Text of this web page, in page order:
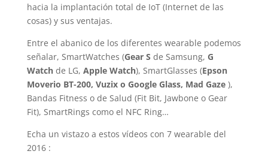
hacia la implantación total de IoT (Internet de las
cosas) y sus ventajas.
Entre el abanico de los diferentes wearable podemos
señalar, SmartWatches (Gear S de Samsung, G
Watchde LG, Apple Watch), SmartGlasses (Epson
Moverio BT-200, Vuzix o Google Glass, Mad Gaze ),
Bandas Fitness o de Salud (Fit Bit, Jawbone o Gear
Fit), SmartRings como el NFC Ring…
Echa un vistazo a estos vídeos con 7 wearable del
2016 :